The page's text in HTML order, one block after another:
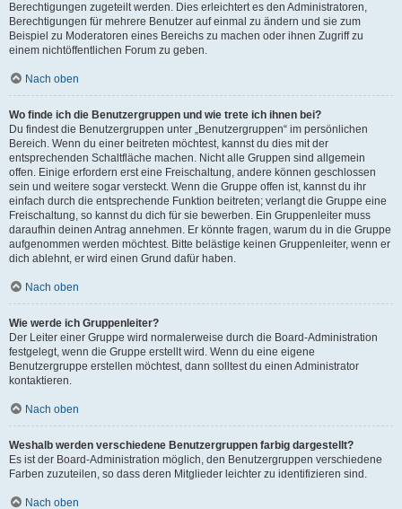
Berechtigungen zugeteilt werden. Dies erleichtert es den Administratoren,
Berechtigungen für mehrere Benutzer auf einmal zu ändern und sie zum
Beispiel zu Moderatoren eines Bereichs zu machen oder ihnen Zugriff zu
einem nichtöffentlichen Forum zu geben.
Nach oben
Wo finde ich die Benutzergruppen und wie trete ich ihnen bei?
Du findest die Benutzergruppen unter „Benutzergruppen“ im persönlichen
Bereich. Wenn du einer beitreten möchtest, kannst du dies mit der
entsprechenden Schaltfläche machen. Nicht alle Gruppen sind allgemein
offen. Einige erfordern erst eine Freischaltung, andere können geschlossen
sein und weitere sogar versteckt. Wenn die Gruppe offen ist, kannst du ihr
einfach durch die entsprechende Funktion beitreten; verlangt die Gruppe eine
Freischaltung, so kannst du dich für sie bewerben. Ein Gruppenleiter muss
daraufhin deinen Antrag annehmen. Er könnte fragen, warum du in die Gruppe
aufgenommen werden möchtest. Bitte belästige keinen Gruppenleiter, wenn er
dich ablehnt, er wird einen Grund dafür haben.
Nach oben
Wie werde ich Gruppenleiter?
Der Leiter einer Gruppe wird normalerweise durch die Board-Administration
festgelegt, wenn die Gruppe erstellt wird. Wenn du eine eigene
Benutzergruppe erstellen möchtest, dann solltest du einen Administrator
kontaktieren.
Nach oben
Weshalb werden verschiedene Benutzergruppen farbig dargestellt?
Es ist der Board-Administration möglich, den Benutzergruppen verschiedene
Farben zuzuteilen, so dass deren Mitglieder leichter zu identifizieren sind.
Nach oben